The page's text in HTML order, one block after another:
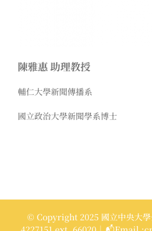
陳雅惠 助理教授
輔仁大學新聞傳播系
國立政治大學新聞學系博士
© Copyright 2025 國立中央大